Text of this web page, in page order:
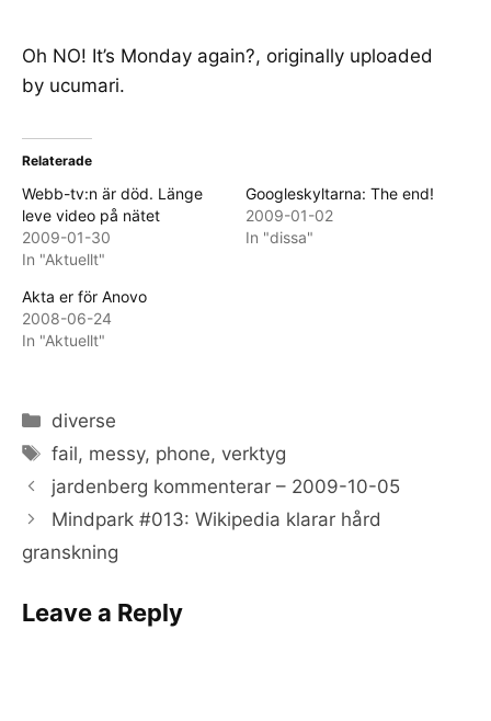
Oh NO! It’s Monday again?, originally uploaded
by ucumari.
Relaterade
Webb-tv:n är död. Länge
leve video på nätet
2009-01-30
In "Aktuellt"
Googleskyltarna: The end!
2009-01-02
In "dissa"
Akta er för Anovo
2008-06-24
In "Aktuellt"
Categories
diverse
Tags
fail, messy, phone,verktyg
jardenberg kommenterar – 2009-10-05
Mindpark #013: Wikipedia klarar hård
granskning
Leave a Reply